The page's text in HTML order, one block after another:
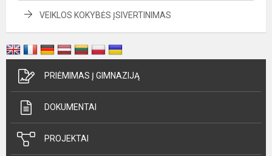
VEIKLOS KOKYBĖS ĮSIVERTINIMAS
PRIĖMIMAS Į GIMNAZIJĄ
DOKUMENTAI
PROJEKTAI